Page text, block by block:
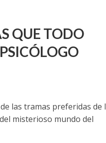
QUE TODO
las tramas preferidas de
misterioso mundo del